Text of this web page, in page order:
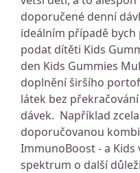
doporučené denní
ideálním případě
podat dítěti Kids
den Kids Gummies
doplnění širšího
látek bez
dávek. Například
doporučovanou
ImmunoBoost - a
spektrum o další